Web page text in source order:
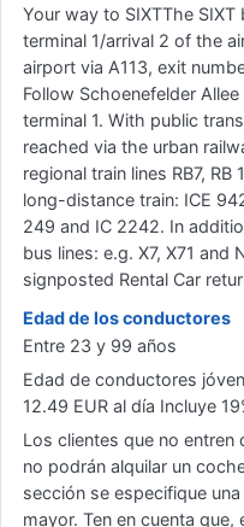
Your way to SIXTThe
terminal 1/arrival 2 of the
airport via A113, exit
Follow Schoenefelder
terminal 1. With public
reached via the urban
regional train lines RB7,
long-distance train: ICE
249 and IC 2242. In
bus lines: e.g. X7, X71 and
signposted Rental Car
Edad de los conductores
Entre 23 y 99 años
Edad de conductores
12.49 EUR al día Incluye
Los clientes que no entren
no podrán alquilar un
sección se especifique
mayor. Ten en cuenta